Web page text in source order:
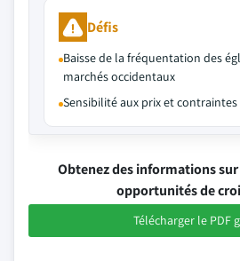
Défis
Baisse de la fréquentation des
marchés occidentaux
Sensibilité aux prix et
Obtenez des informations
opportunités de
Télécharger le PDF